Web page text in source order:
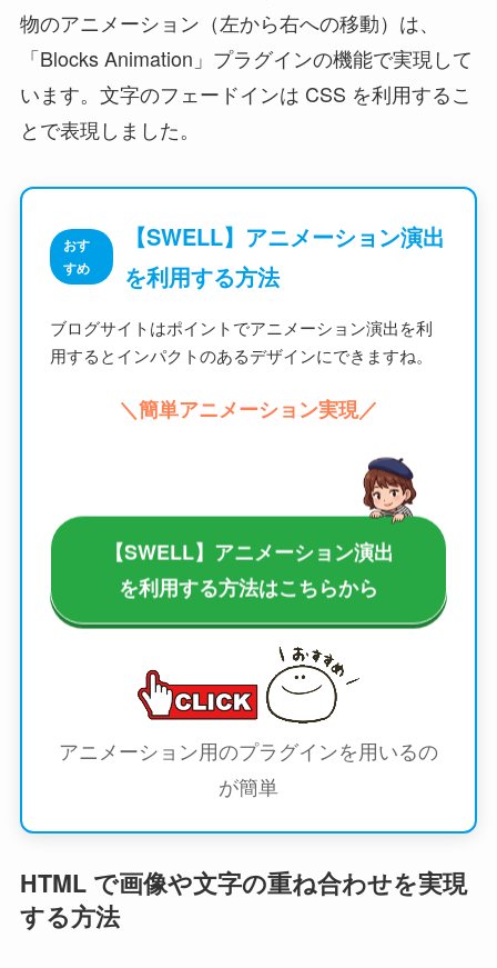
物のアニメーション（左から右への移動）は、
「Blocks Animation」プラグインの機能で実現して
います。文字のフェードインは CSS を利用するこ
とで表現しました。
おす
すめ
【SWELL】アニメーション演出
を利用する方法
ブログサイトはポイントでアニメーション演出を利
用するとインパクトのあるデザインにできますね。
＼簡単アニメーション実現／
【SWELL】アニメーション演出
を利用する方法はこちらから
アニメーション用のプラグインを用いるの
が簡単
HTML で画像や文字の重ね合わせを実現
する方法